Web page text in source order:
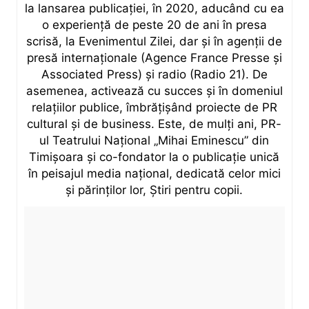
la lansarea publicației, în 2020, aducând cu ea
o experiență de peste 20 de ani în presa
scrisă, la Evenimentul Zilei, dar și în agenții de
presă internaționale (Agence France Presse și
Associated Press) și radio (Radio 21). De
asemenea, activează cu succes și în domeniul
relațiilor publice, îmbrățișând proiecte de PR
cultural și de business. Este, de mulți ani, PR-
ul Teatrului Național „Mihai Eminescu” din
Timișoara și co-fondator la o publicație unică
în peisajul media național, dedicată celor mici
și părinților lor, Știri pentru copii.